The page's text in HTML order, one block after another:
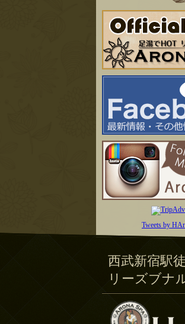
Tweets by
西武新宿駅
リーズブナ